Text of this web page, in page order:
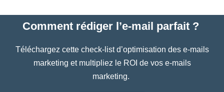
Comment rédiger l’e-mail parfait ?
Téléchargez cette check-list d’optimisation des e-mails
marketing et multipliez le ROI de vos e-mails
marketing.